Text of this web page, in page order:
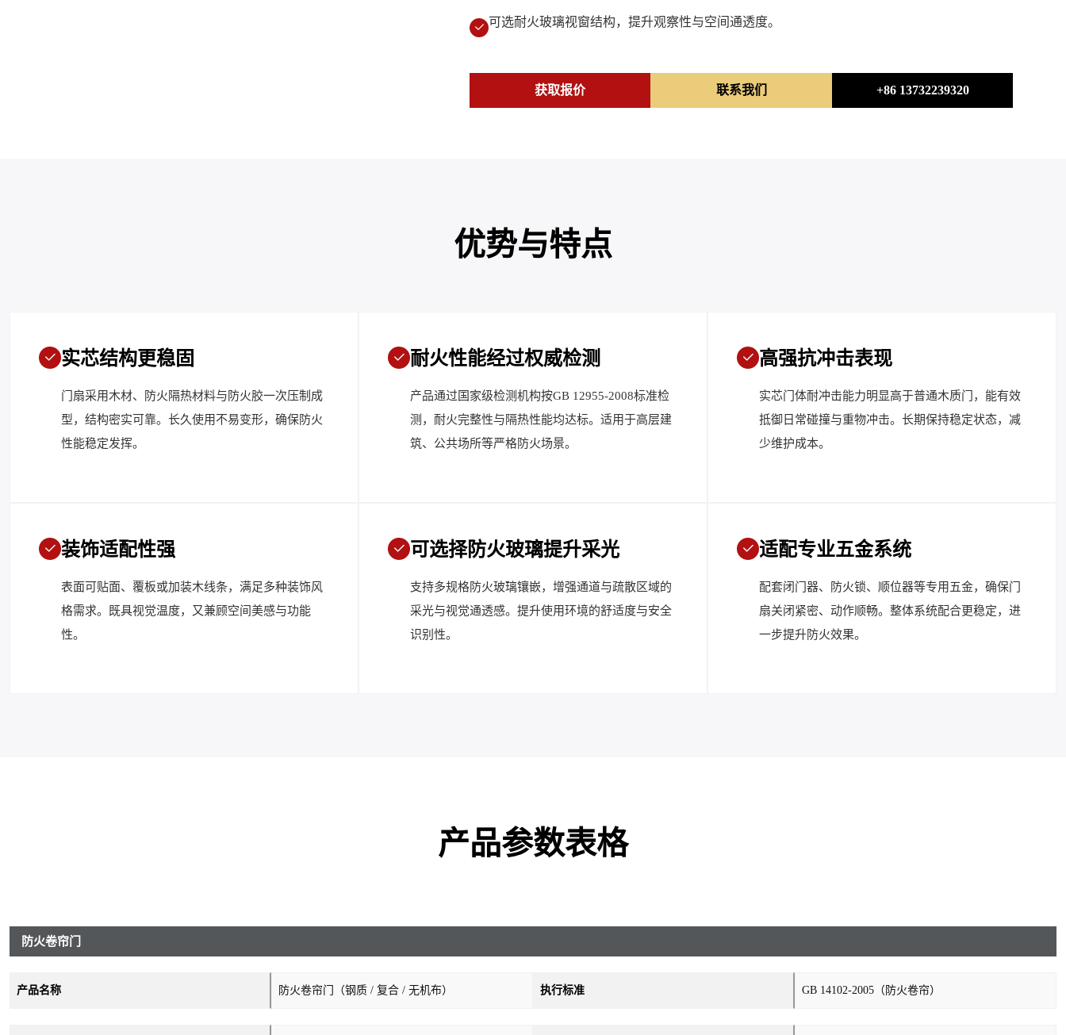
可选耐火玻璃视窗结构，提升观察性与空间通透度。
获取报价 联系我们 +86 13732239320
优势与特点
实芯结构更稳固
门扇采用木材、防火隔热材料与防火胶一次压制成
型，结构密实可靠。长久使用不易变形，确保防火
性能稳定发挥。
耐火性能经过权威检测
产品通过国家级检测机构按GB 12955-2008标准检
测，耐火完整性与隔热性能均达标。适用于高层建
筑、公共场所等严格防火场景。
高强抗冲击表现
实芯门体耐冲击能力明显高于普通木质门，能有效
抵御日常碰撞与重物冲击。长期保持稳定状态，减
少维护成本。
装饰适配性强
表面可贴面、覆板或加装木线条，满足多种装饰风
格需求。既具视觉温度，又兼顾空间美感与功能
性。
可选择防火玻璃提升采光
支持多规格防火玻璃镶嵌，增强通道与疏散区域的
采光与视觉通透感。提升使用环境的舒适度与安全
识别性。
适配专业五金系统
配套闭门器、防火锁、顺位器等专用五金，确保门
扇关闭紧密、动作顺畅。整体系统配合更稳定，进
一步提升防火效果。
产品参数表格
防火卷帘门
产品名称 防火卷帘门（钢质 / 复合 / 无机布） 执行标准 GB 14102-2005（防火卷帘）